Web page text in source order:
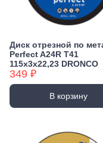
Диск отрезной по
Perfect A24R T41
115х3х22,23 DRONCO
349 ₽
В корзину